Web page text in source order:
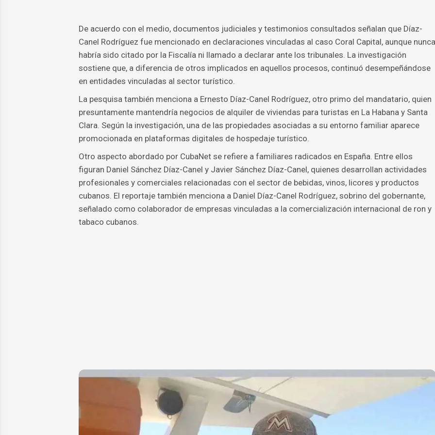
De acuerdo con el medio, documentos judiciales y testimonios consultados señalan que Díaz-
Canel Rodríguez fue mencionado en declaraciones vinculadas al caso Coral Capital, aunque nunca
habría sido citado por la Fiscalía ni llamado a declarar ante los tribunales. La investigación
sostiene que, a diferencia de otros implicados en aquellos procesos, continuó desempeñándose
en entidades vinculadas al sector turístico.
La pesquisa también menciona a Ernesto Díaz-Canel Rodríguez, otro primo del mandatario, quien
presuntamente mantendría negocios de alquiler de viviendas para turistas en La Habana y Santa
Clara. Según la investigación, una de las propiedades asociadas a su entorno familiar aparece
promocionada en plataformas digitales de hospedaje turístico.
Otro aspecto abordado por CubaNet se refiere a familiares radicados en España. Entre ellos
figuran Daniel Sánchez Díaz-Canel y Javier Sánchez Díaz-Canel, quienes desarrollan actividades
profesionales y comerciales relacionadas con el sector de bebidas, vinos, licores y productos
cubanos. El reportaje también menciona a Daniel Díaz-Canel Rodríguez, sobrino del gobernante,
señalado como colaborador de empresas vinculadas a la comercialización internacional de ron y
tabaco cubanos.